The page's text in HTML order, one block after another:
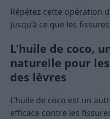
Répétez cette opération
jusqu’à ce que les
L’huile de coco,
naturelle pour
des lèvres
L’huile de coco est un
efficace contre les